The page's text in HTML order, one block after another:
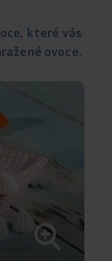
které vás
ovoce.